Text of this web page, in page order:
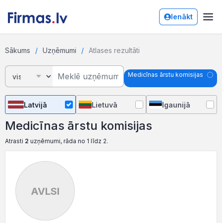
Ienākt
Sākums Uzņēmumi Atlases rezultāti
Medicīnas ārstu komisijas
Latvijā Lietuvā Igaunijā
Medicīnas ārstu komisijas
Atrasti 2 uzņēmumi, rāda no 1 līdz 2.
AVLSI